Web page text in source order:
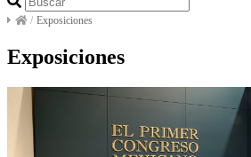
/ Exposiciones
Exposiciones